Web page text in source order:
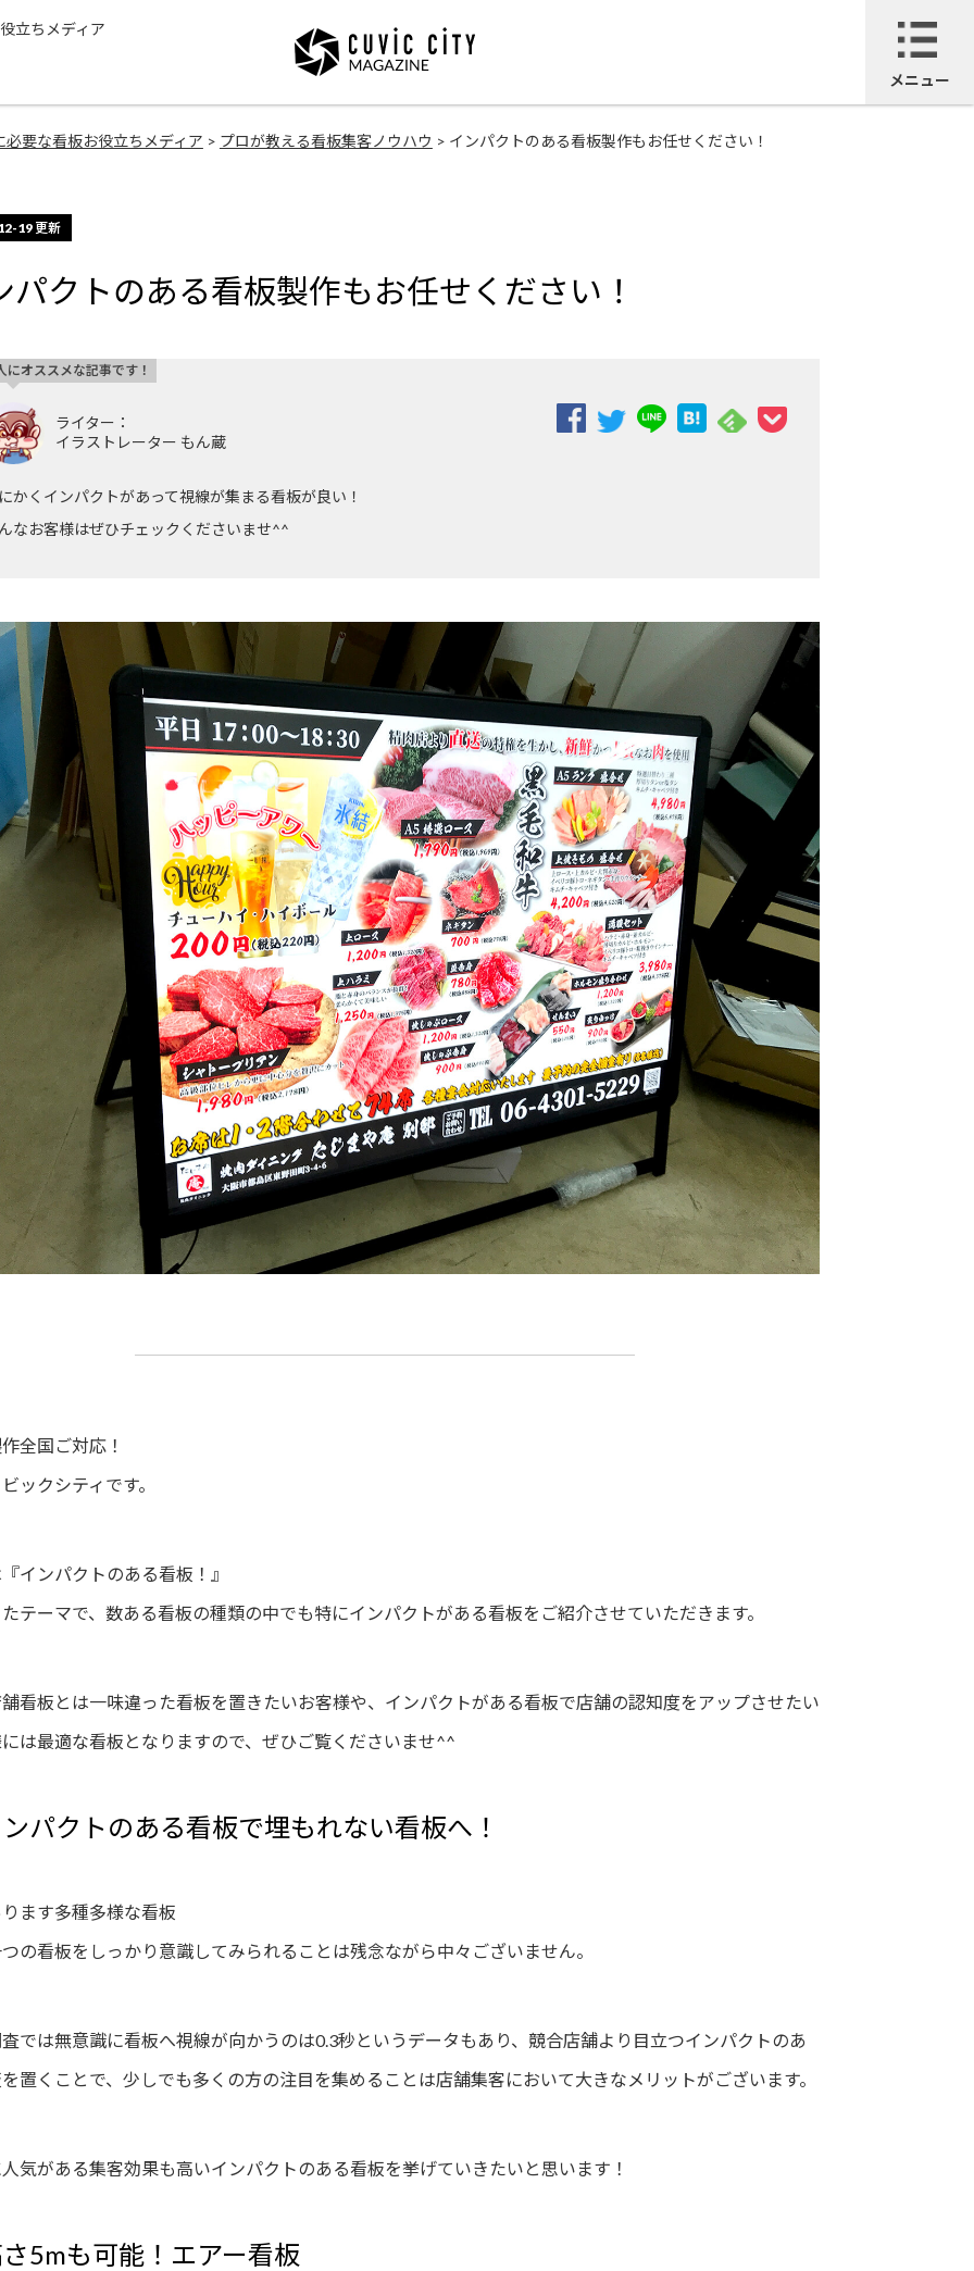
立ちメディア
メニュー
必要な看板お役立ちメディア > プロが教える看板集客ノウハウ > インパクトのある看板製作もお任せください！
19 更新
パクトのある看板製作もお任せください！
ライター：
イラストレーター もん蔵
かくインパクトがあって視線が集まる看板が良い！
なお客様はぜひチェックくださいませ^^
にオススメな記事です！
全国ご対応！
ックシティです。
インパクトのある看板！』
テーマで、数ある看板の種類の中でも特にインパクトがある看板をご紹介させていただきます。
看板とは一味違った看板を置きたいお客様や、インパクトがある看板で店舗の認知度をアップさせたい
は最適な看板となりますので、ぜひご覧くださいませ^^
パクトのある看板で埋もれない看板へ！
ます多種多様な看板
の看板をしっかり意識してみられることは残念ながら中々ございません。
では無意識に看板へ視線が向かうのは0.3秒というデータもあり、競合店舗より目立つインパクトのあ
置くことで、少しでも多くの方の注目を集めることは店舗集客において大きなメリットがございます。
気がある集客効果も高いインパクトのある看板を挙げていきたいと思います！
5mも可能！エアー看板